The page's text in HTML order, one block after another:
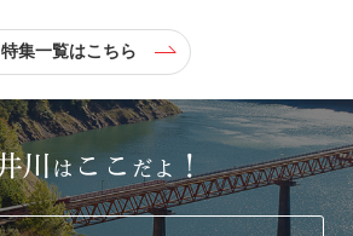
特集一覧はこちら